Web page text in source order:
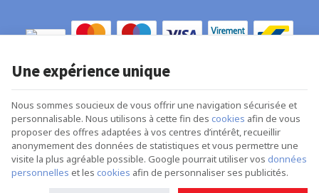
R-Models | N° d'entreprise : 0652.665.884 | Mentions légales & Contact
Conditions générales
Conditions d'utilisation du site web | Cookies|Données personnelles |
Traitement de vos données par Google
© Copyright 2022 -E-net Business, accélérateur d'e-commerce pour
commerçants, indépendants & PME
Une expérience unique
Nous sommes soucieux de vous offrir une navigation sécurisée et
personnalisable. Nous utilisons à cette fin des cookies afin de vous
proposer des offres adaptées à vos centres d’intérêt, recueillir
anonymement des données de statistiques et vous permettre une
visite la plus agréable possible. Google pourrait utiliser vos données
personnelles et les cookies afin de personnaliser ses publicités.